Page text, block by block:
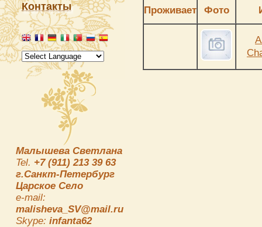
Контакты
Малышева Светлана
Tel. +7 (911) 213 39 63
г.Санкт-Петербург
Царское Село
e-mail:
malisheva_SV@mail.ru
Skype: infanta62
Проживает Фото